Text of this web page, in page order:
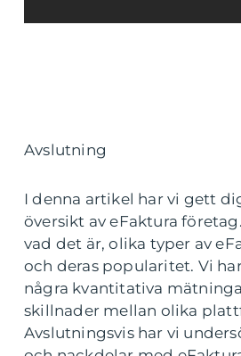
Avslutning
I denna artikel har vi gett
översikt av eFaktura
vad det är, olika typer av
och deras popularitet. Vi
några kvantitativa
skillnader mellan olika
Avslutningsvis har vi